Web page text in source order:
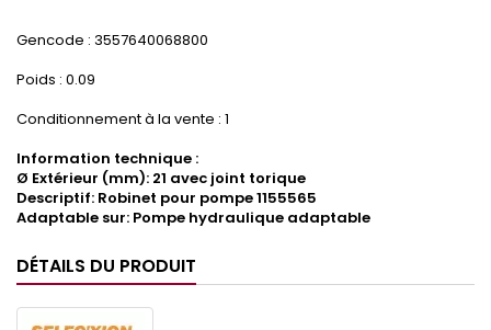
Gencode : 3557640068800
Poids : 0.09
Conditionnement à la vente : 1
Information technique :
Ø Extérieur (mm): 21 avec joint torique
Descriptif: Robinet pour pompe 1155565
Adaptable sur: Pompe hydraulique adaptable
DÉTAILS DU PRODUIT